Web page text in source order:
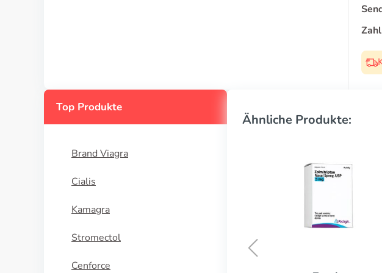
Top Produkte
Brand Viagra
Cialis
Kamagra
Stromectol
Cenforce
Ähnliche Produkte: